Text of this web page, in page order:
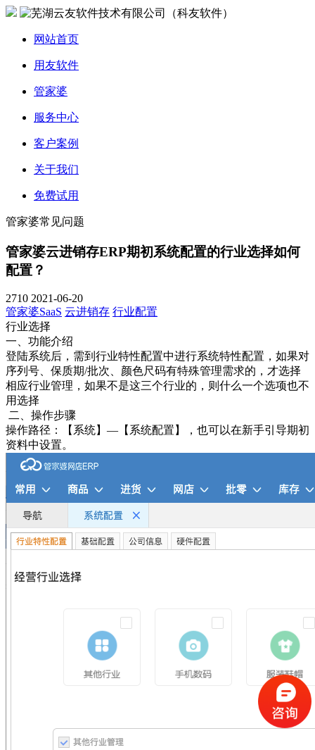
网站首页
用友软件
管家婆
服务中心
客户案例
关于我们
免费试用
管家婆常见问题
管家婆云进销存ERP期初系统配置的行业选择如何
配置？
2710 2021-06-20
管家婆SaaS 云进销存 行业配置
行业选择
一、功能介绍
登陆系统后，需到行业特性配置中进行系统特性配置，如果对
序列号、保质期/批次、颜色尺码有特殊管理需求的，才选择
相应行业管理，如果不是这三个行业的，则什么一个选项也不
用选择
二、操作步骤
操作路径：【系统】—【系统配置】，也可以在新手引导期初
资料中设置。